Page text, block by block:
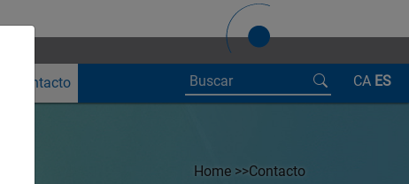
Contacto Buscar CA ES
Home >>Contacto